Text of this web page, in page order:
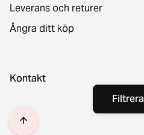
Filtrera
Leverans och returer
Ångra ditt köp
Kontakt